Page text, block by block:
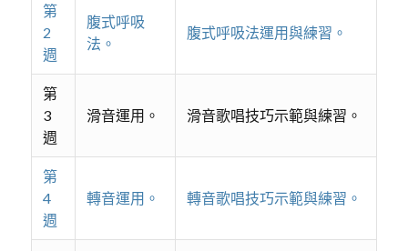
第
2
週
腹式呼吸
法。
腹式呼吸法運用與練習。
第
3
週
滑音運用。 滑音歌唱技巧示範與練習。
第
4
週
轉音運用。 轉音歌唱技巧示範與練習。